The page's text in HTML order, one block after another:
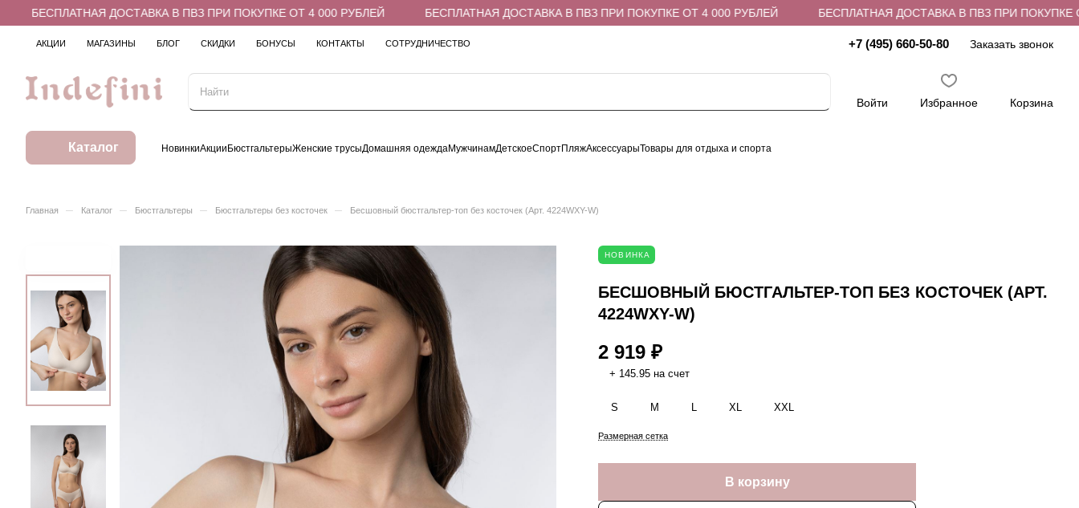
БЕСПЛАТНАЯ ДОСТАВКА В ПВЗ ПРИ ПОКУПКЕ ОТ 4 000 РУБЛЕЙ БЕСПЛАТНАЯ ДОСТАВКА В ПВЗ ПРИ ПОКУПКЕ ОТ 4 000 РУБЛЕЙ БЕСПЛАТНАЯ ДОСТАВКА В ПВЗ ПРИ ПОКУПКЕ ОТ
АКЦИИ МАГАЗИНЫ БЛОГ СКИДКИ БОНУСЫ КОНТАКТЫ СОТРУДНИЧЕСТВО +7 (495) 660-50-80 Заказать звонок
Войти Избранное Корзина
Каталог НовинкиАкцииБюстгальтерыЖенские трусыДомашняя одеждаМужчинамДетскоеСпортПляжАксессуарыТовары для отдыха и спорта
Главная – Каталог – Бюстгальтеры – Бюстгальтеры без косточек – Бесшовный бюстгальтер-топ без косточек (Арт. 4224WXY-W)
НОВИНКА
БЕСШОВНЫЙ БЮСТГАЛЬТЕР-ТОП БЕЗ КОСТОЧЕК (АРТ.
4224WXY-W)
2 919 ₽
+ 145.95 на счет
S M L XL XXL
Размерная сетка
В корзину